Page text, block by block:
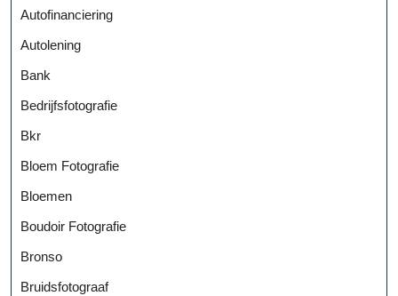
Autofinanciering
Autolening
Bank
Bedrijfsfotografie
Bkr
Bloem Fotografie
Bloemen
Boudoir Fotografie
Bronso
Bruidsfotograaf